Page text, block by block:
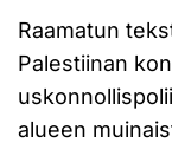
Raamatun
Palestiinan
alueen